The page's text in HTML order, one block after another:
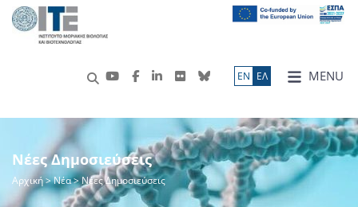
MENU
ΕN ΕΛ
Νέες Δημοσιεύσεις
Αρχική>Νέα> Νέες Δημοσιεύσεις